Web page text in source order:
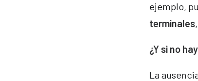
ejemplo,
terminales
¿Y si no
La